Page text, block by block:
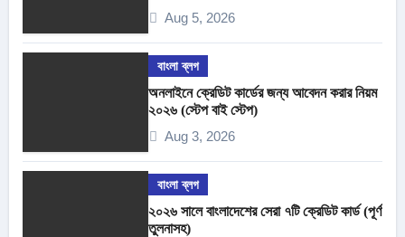
Aug 5, 2026
বাংলা ব্লগ
অনলাইনে ক্রেডিট কার্ডের জন্য আবেদন করার নিয়ম
২০২৬ (স্টেপ বাই স্টেপ)
Aug 3, 2026
বাংলা ব্লগ
২০২৬ সালে বাংলাদেশের সেরা ৭টি ক্রেডিট কার্ড (পূর্ণ
তুলনাসহ)